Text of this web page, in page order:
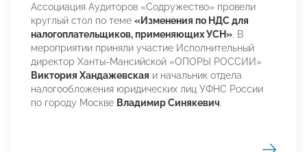
Ассоциация Аудиторов «Содружество» провели
круглый стол по теме «Изменения по НДС для
налогоплательщиков, применяющих УСН». В
мероприятии приняли участие Исполнительный
директор Ханты-Мансийской «ОПОРЫ РОССИИ»
Виктория Хандажевская и начальник отдела
налогообложения юридических лиц УФНС России
по городу Москве Владимир Синякевич.